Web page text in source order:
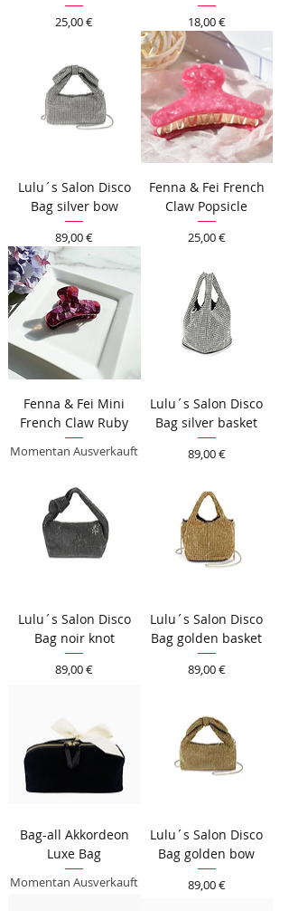
Preis
25,00 € Preis
18,00 €
Lulu´s Salon Disco
Bag silver bow
Preis
89,00 €
Fenna & Fei French
Claw Popsicle
Preis
25,00 €
Fenna & Fei Mini
French Claw Ruby
Momentan Ausverkauft
Lulu´s Salon Disco
Bag silver basket
Preis
89,00 €
Lulu´s Salon Disco
Bag noir knot
Preis
89,00 €
Lulu´s Salon Disco
Bag golden basket
Preis
89,00 €
Bag-all Akkordeon
Luxe Bag
Momentan Ausverkauft
Lulu´s Salon Disco
Bag golden bow
Preis
89,00 €